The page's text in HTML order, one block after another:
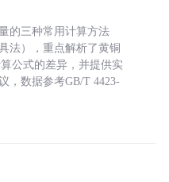
的三种常用计算方法
法），重点解析了黄铜
公式的差异，并提供实
，数据参考GB/T 4423-